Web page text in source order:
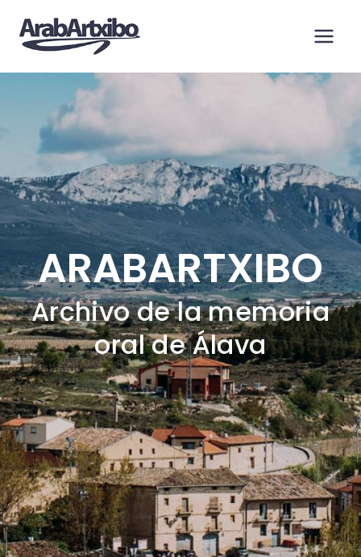
contenido
ARABARTXIBO
Archivo de la memoria
oral de Álava